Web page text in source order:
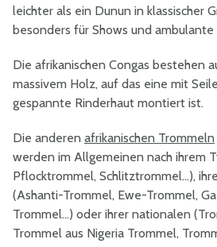
leichter als ein Dunun in klassischer
besonders für Shows und
Die afrikanischen Congas bestehen
massivem Holz, auf das eine mit
gespannte Rinderhaut montiert ist.
Die anderen afrikanischen Trommeln
werden im Allgemeinen nach ihrem
Pflocktrommel, Schlitztrommel...),
(Ashanti-Trommel, Ewe-Trommel,
Trommel...) oder ihrer nationalen
Trommel aus Nigeria Trommel,